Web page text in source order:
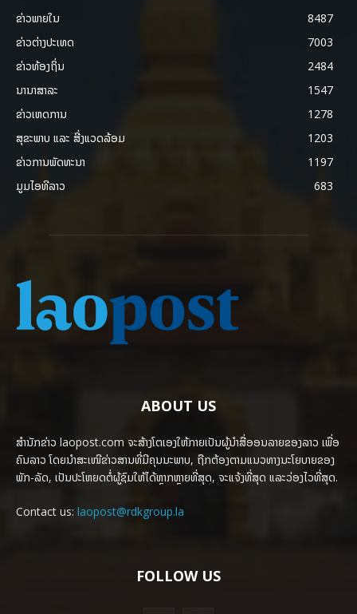
ຂ່າວພາຍ​ໃນ
8487
ຂ່າວຕ່າງປະເທດ
7003
ຂ່າວທ້ອງຖິ່ນ
2484
ນານາສາລະ
1547
ຂ່າວເຫດການ
1278
ສຸຂະພາບ ແລະ ສີ່ງແວດລ້ອມ
1203
ຂ່າວການພັດທະນາ
1197
ມູມໄອທີລາວ
683
ABOUT US
ສຳນັກຂ່າວ laopost.com ຈະສ້າງໂຕເອງໃຫ້ກາຍເປັນຜູ້ນຳສື່ອອນລາຍຂອງລາວ ເພື່ອ
ຄົນລາວ ໂດຍນຳສະເໜີຂ່າວສານທີ່ມີຄຸນນະພາບ, ຖືກຕ້ອງຕາມແນວທາງນະໂຍບາຍຂອງ
ພັກ-ລັດ, ເປັນປະໂຫຍດຕໍ່ຜູ້ຊົມໃຫ້ໄດ້ຫຼາກຫຼາຍທີ່ສຸດ, ຈະແຈ້ງທີ່ສຸດ ແລະວ່ອງໄວທີ່ສຸດ.
Contact us: laopost@rdkgroup.la
FOLLOW US